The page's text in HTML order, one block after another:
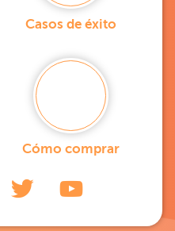
Casos de éxito
Cómo comprar